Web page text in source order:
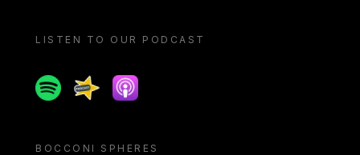
LISTEN TO OUR PODCAST
SpotifySpreakerApple podcast
BOCCONI SPHERES